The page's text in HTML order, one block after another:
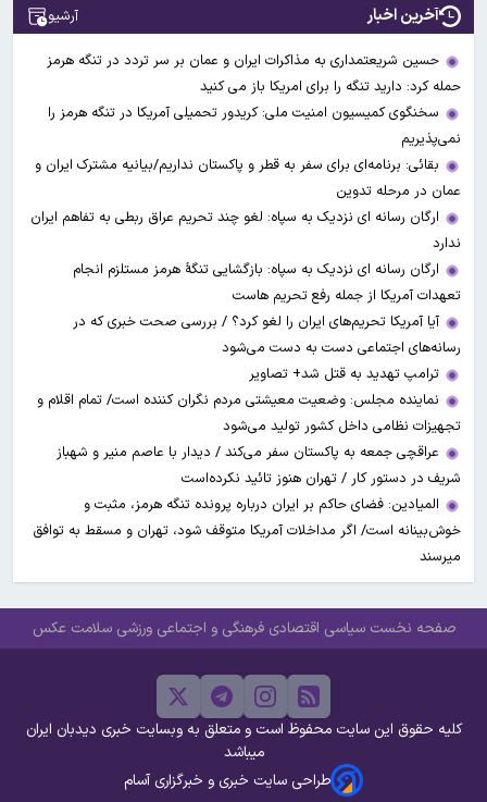
آخرین اخبار آرشیو
حسین شریعتمداری به مذاکرات ایران و عمان بر سر تردد در تنگه هرمز
حمله کرد: دارید تنگه را برای امریکا باز می کنید
سخنگوی کمیسیون امنیت ملی: کریدور تحمیلی آمریکا در تنگه هرمز را
نمی‌پذیریم
بقائی: برنامه‌ای برای سفر به قطر و پاکستان نداریم/بیانیه مشترک ایران و
عمان در مرحله تدوین
ارگان رسانه ای نزدیک به سپاه: لغو چند تحریم عراق ربطی به تفاهم ایران
ندارد
ارگان رسانه ای نزدیک به سپاه: بازگشایی تنگۀ هرمز مستلزم انجام
تعهدات آمریکا از جمله رفع تحریم هاست
آیا آمریکا تحریم‌های ایران را لغو کرد؟ / بررسی صحت خبری که در
رسانه‌های اجتماعی دست به دست می‌شود
ترامپ تهدید به قتل شد+ تصاویر
نماینده مجلس: وضعیت معیشتی مردم نگران کننده است/ تمام اقلام و
تجهیزات نظامی داخل کشور تولید می‌شود
عراقچی جمعه به پاکستان سفر می‌کند / دیدار با عاصم منیر و شهباز
شریف در دستور کار / تهران هنوز تائید نکرده‌است
المیادین: فضای حاکم بر ایران درباره پرونده تنگه هرمز، مثبت و
خوش‌بینانه است/ اگر مداخلات آمریکا متوقف شود، تهران و مسقط به توافق
میرسند
صفحه نخست سیاسی اقتصادی فرهنگی و اجتماعی ورزشی سلامت عکس
کلیه حقوق این سایت محفوظ است و متعلق به وبسایت خبری دیدبان ایران
میباشد
طراحی سایت خبری و خبرگزاری آسام